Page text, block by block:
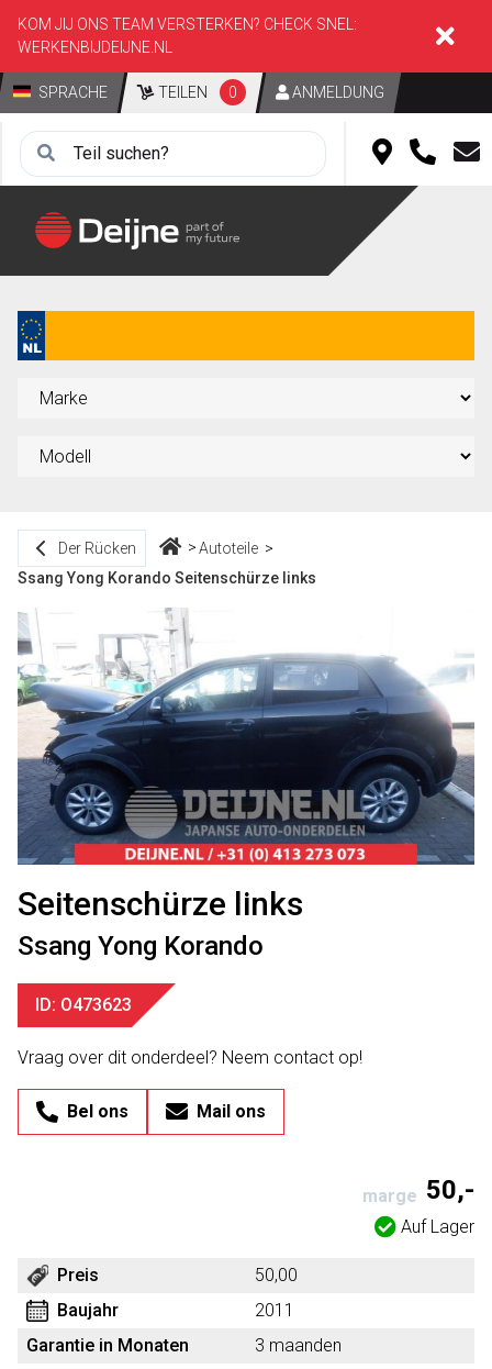
KOM JIJ ONS TEAM VERSTERKEN? CHECK SNEL:
WERKENBIJDEIJNE.NL
SPRACHE TEILEN 0 ANMELDUNG
Der Rücken
Autoteile
Ssang Yong Korando Seitenschürze links
Seitenschürze links
Ssang Yong Korando
ID: O473623
Vraag over dit onderdeel? Neem contact op!
Bel ons Mail ons
marge 50,-
Auf Lager
Preis
50,00
Baujahr
2011
Garantie in Monaten
3 maanden